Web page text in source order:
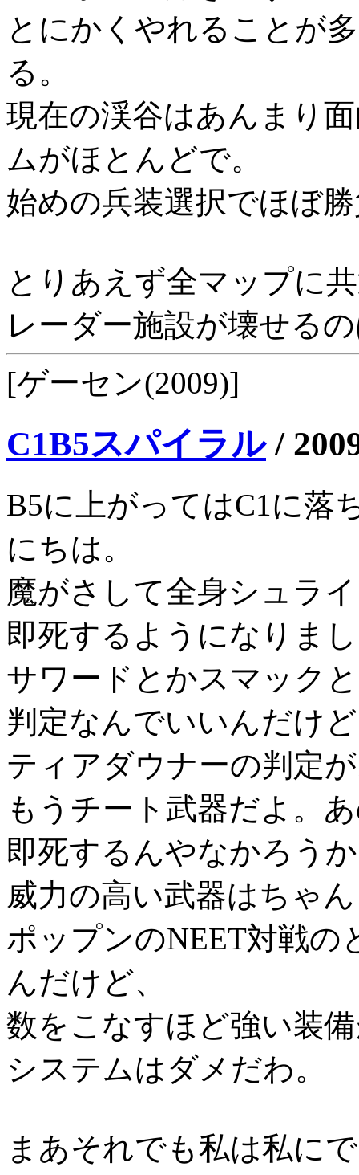
とにかくやれることが
る。
現在の渓谷はあんまり
ムがほとんどで。
始めの兵装選択でほぼ
とりあえず全マップに
レーダー施設が壊せる
[ゲーセン(2009)]
C1B5スパイラル/
B5に上がってはC1に落
にちは。
魔がさして全身シュラ
即死するようになりま
サワードとかスマック
判定なんでいいんだけ
ティアダウナーの判定
もうチート武器だよ。
即死するんやなかろう
威力の高い武器はちゃ
ポップンのNEET対戦
んだけど、
数をこなすほど強い装
システムはダメだわ。
まあそれでも私は私に